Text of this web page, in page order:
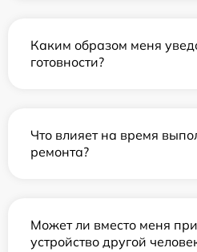
Каким образом меня
готовности?
Что влияет на время
ремонта?
Может ли вместо меня
устройство другой